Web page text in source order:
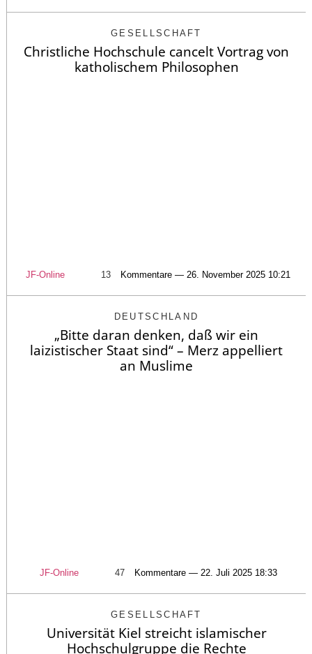
GESELLSCHAFT
Christliche Hochschule cancelt Vortrag von
katholischem Philosophen
JF-Online 13 Kommentare — 26. November 2025 10:21
DEUTSCHLAND
„Bitte daran denken, daß wir ein
laizistischer Staat sind“ – Merz appelliert
an Muslime
JF-Online 47 Kommentare — 22. Juli 2025 18:33
GESELLSCHAFT
Universität Kiel streicht islamischer
Hochschulgruppe die Rechte